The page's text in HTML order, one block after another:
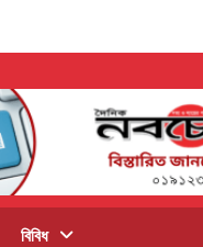
বিবিধ